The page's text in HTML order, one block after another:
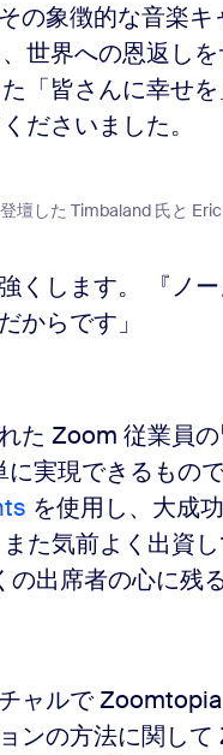
の象徴的な音楽
世界への恩返し
「皆さんに幸せ
ださいました。
した Timbaland 氏と Eric
くします。 『ノ
からです」
た Zoom 従業員
実現できるもの
を使用し、大成
た気前よく出資
出席者の心に残
ャルで
ンの方法に関し